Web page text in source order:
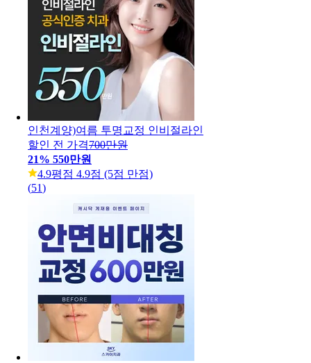
인천계양)여름 투명교정 인비절라인
할인 전 가격700만원
21% 550만원
4.9평점 4.9점 (5점 만점)
(51)